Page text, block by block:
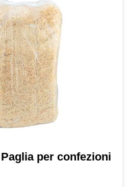
per confezioni